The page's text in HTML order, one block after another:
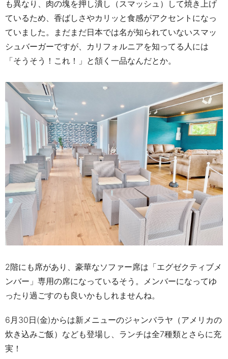
も異なり、肉の塊を押し潰し（スマッシュ）して焼き上げ
ているため、香ばしさやカリッと食感がアクセントになっ
ていました。
まだまだ日本では名が知られていないスマッ
シュバーガーですが、カリフォルニアを知ってる人には
「そうそう！これ！」と頷く一品なんだとか。
2階にも席があり、豪華なソファー席は「エグゼクティブメ
ンバー」専用の席になっているそう。メンバーになってゆ
ったり過ごすのも良いかもしれませんね。
6月 30日(金)からは新メニューのジャンバラヤ（アメリカの
炊き込みご飯）なども登場し、ランチは全7種類とさらに充
実！